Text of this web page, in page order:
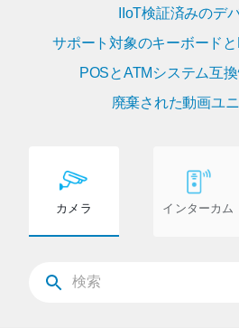
IIoT検証済みのデ
サポート対象のキーボード
POSとATMシステム互
廃棄された動画ユ
カメラ インターカム